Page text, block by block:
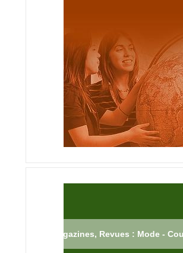
Magazines, Revues : Mode -